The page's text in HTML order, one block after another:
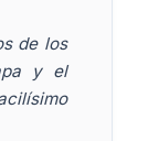
de los
y el